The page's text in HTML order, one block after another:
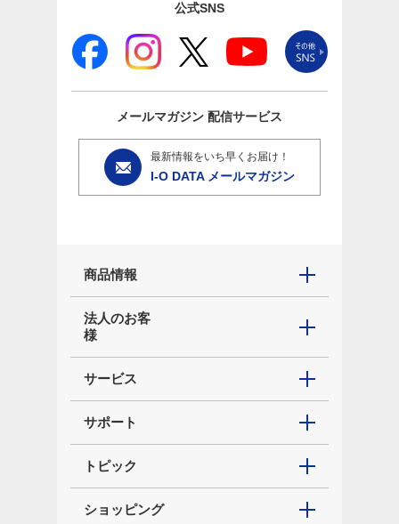
公式SNS
メールマガジン 配信サービス
最新情報をいち早くお届け！
I-O DATA メールマガジン
商品情報
法人のお客
様
サービス
サポート
トピック
ショッピング